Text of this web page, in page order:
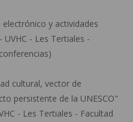
y actividades
- Les Tertiales -
cultural, vector de
persistente de la UNESCO"
- Les Tertiales - Facultad